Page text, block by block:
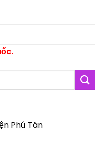
Phú Tân